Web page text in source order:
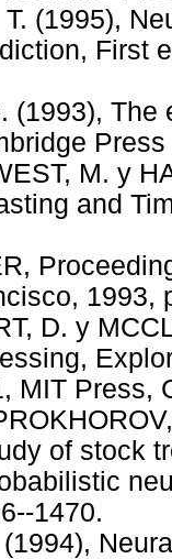
(1995),
First
(1993),
M. y
and
D. y
1, MIT
of stock